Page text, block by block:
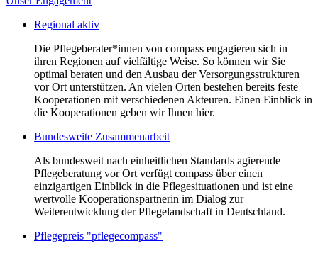
Regional aktiv
Die Pflegeberater*innen von compass engagieren sich in
ihren Regionen auf vielfältige Weise. So können wir Sie
optimal beraten und den Ausbau der Versorgungsstrukturen
vor Ort unterstützen. An vielen Orten bestehen bereits feste
Kooperationen mit verschiedenen Akteuren. Einen Einblick in
die Kooperationen geben wir Ihnen hier.
Bundesweite Zusammenarbeit
Als bundesweit nach einheitlichen Standards agierende
Pflegeberatung vor Ort verfügt compass über einen
einzigartigen Einblick in die Pflegesituationen und ist eine
wertvolle Kooperationspartnerin im Dialog zur
Weiterentwicklung der Pflegelandschaft in Deutschland.
Pflegepreis "pflegecompass"